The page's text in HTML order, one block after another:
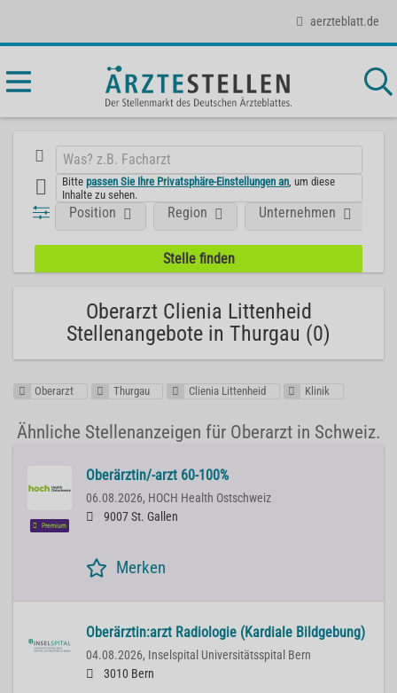
aerzteblatt.de
Bittepassen Sie Ihre Privatsphäre-Einstellungen an , um diese
Inhalte zu sehen.
Position Region Unternehmen
Oberarzt Clienia Littenheid
Stellenangebote in Thurgau (0)
Oberarzt Thurgau Clienia Littenheid Klinik
Ähnliche Stellenanzeigen für Oberarzt in Schweiz.
Premium
Oberärztin/-arzt 60-100%
06.08.2026, HOCH Health Ostschweiz
9007 St. Gallen
Merken
Oberärztin:arzt Radiologie (Kardiale Bildgebung)
04.08.2026, Inselspital Universitätsspital Bern
3010 Bern